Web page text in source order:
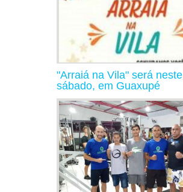
"Arraiá na Vila" será neste
sábado, em Guaxupé